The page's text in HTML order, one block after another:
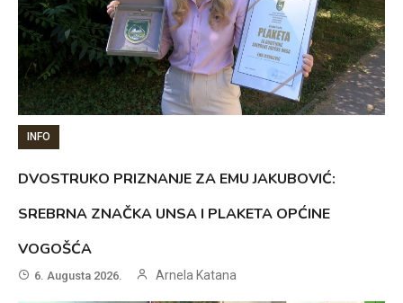
INFO
DVOSTRUKO PRIZNANJE ZA EMU JAKUBOVIĆ:
SREBRNA ZNAČKA UNSA I PLAKETA OPĆINE
VOGOŠĆA
6. Augusta 2026. Arnela Katana